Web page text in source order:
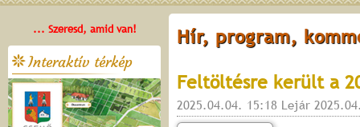
... Szeresd, amid van!
Interaktív térkép
Hír, program,
Feltöltésre került a
2025.04.04. 15:18 Lejár